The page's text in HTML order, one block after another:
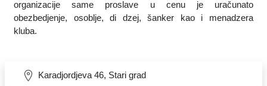
organizacije same proslave u cenu je uračunato
obezbedjenje, osoblje, di dzej, šanker kao i menadzera
kluba.
Karadjordjeva 46, Stari grad